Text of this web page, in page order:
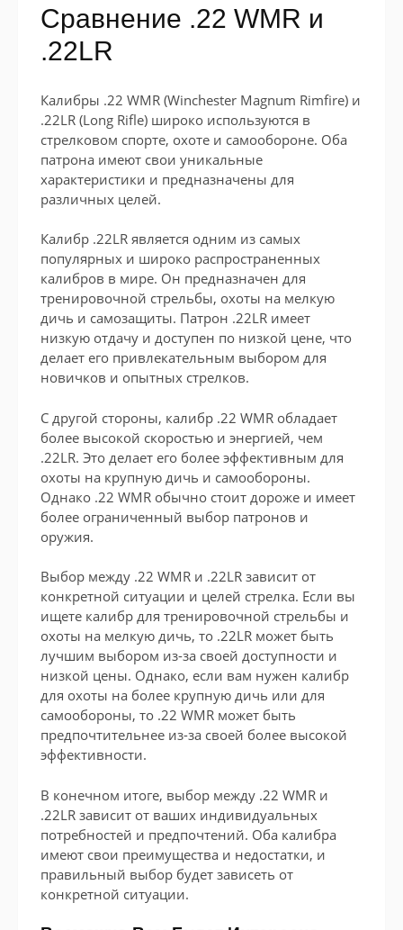
Сравнение .22 WMR и
.22LR
Калибры .22 WMR (Winchester Magnum Rimfire) и
.22LR (Long Rifle) широко используются в
стрелковом спорте, охоте и самообороне. Оба
патрона имеют свои уникальные
характеристики и предназначены для
различных целей.
Калибр .22LR является одним из самых
популярных и широко распространенных
калибров в мире. Он предназначен для
тренировочной стрельбы, охоты на мелкую
дичь и самозащиты. Патрон .22LR имеет
низкую отдачу и доступен по низкой цене, что
делает его привлекательным выбором для
новичков и опытных стрелков.
С другой стороны, калибр .22 WMR обладает
более высокой скоростью и энергией, чем
.22LR. Это делает его более эффективным для
охоты на крупную дичь и самообороны.
Однако .22 WMR обычно стоит дороже и имеет
более ограниченный выбор патронов и
оружия.
Выбор между .22 WMR и .22LR зависит от
конкретной ситуации и целей стрелка. Если вы
ищете калибр для тренировочной стрельбы и
охоты на мелкую дичь, то .22LR может быть
лучшим выбором из-за своей доступности и
низкой цены. Однако, если вам нужен калибр
для охоты на более крупную дичь или для
самообороны, то .22 WMR может быть
предпочтительнее из-за своей более высокой
эффективности.
В конечном итоге, выбор между .22 WMR и
.22LR зависит от ваших индивидуальных
потребностей и предпочтений. Оба калибра
имеют свои преимущества и недостатки, и
правильный выбор будет зависеть от
конкретной ситуации.